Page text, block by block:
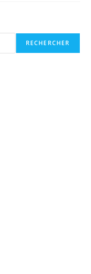
RECHERCHER